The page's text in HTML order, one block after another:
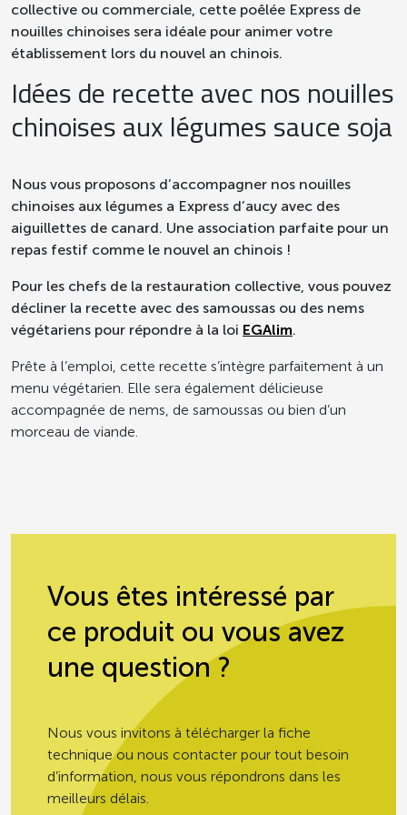
Personnes âgées en
institution
150 g
Produits prêts à consommer, en
grammes (± 10%)
Selon les recommandations, les
consommation sur 20 repas
consécutifs de 10/20 minimum (hors
personnes âgées en institution pour les
repas du soir) *
* GEMRCN = Groupe d’Etudes des
Marchés de Restauration Collective et
de Nutrition
collective ou commerciale, cette poêlée Express de
nouilles chinoises sera idéale pour animer votre
établissement lors du nouvel an chinois.
Idées de recette avec nos nouilles
chinoises aux légumes sauce soja
Nous vous proposons d’accompagner nos nouilles
chinoises aux légumes a Express d’aucy avec des
aiguillettes de canard. Une association parfaite pour un
repas festif comme le nouvel an chinois !
Pour les chefs de la restauration collective, vous pouvez
décliner la recette avec des samoussas ou des nems
végétariens pour répondre à la loi EGAlim.
Prête à l’emploi, cette recette s’intègre parfaitement à un
menu végétarien. Elle sera également délicieuse
accompagnée de nems, de samoussas ou bien d’un
morceau de viande.
Vous êtes intéressé par
ce produit ou vous avez
une question ?
Nous vous invitons à télécharger la fiche
technique ou nous contacter pour tout besoin
d’information, nous vous répondrons dans les
meilleurs délais.